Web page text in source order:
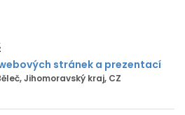
stránek a prezentací
Jihomoravský kraj, CZ